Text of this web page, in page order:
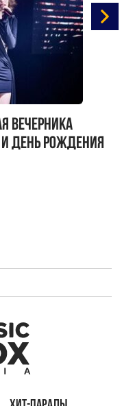
вечерника
и день рождения